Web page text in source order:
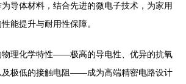
导体材料，结合先进的微电子技术，为家用
能提升与耐用性保障。
物理化学特性——极高的导电性、优异的抗氧
及极低的接触电阻——成为高端精密电路设计